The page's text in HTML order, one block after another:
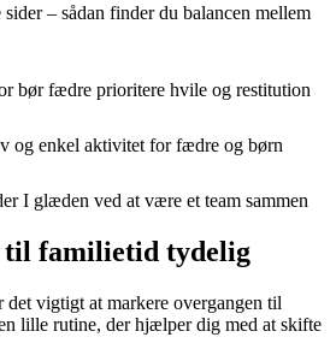
– sådan finder du balancen mellem
bør fædre prioritere hvile og restitution
og enkel aktivitet for fædre og børn
I glæden ved at være et team sammen
til familietid tydelig
det vigtigt at markere overgangen til
lille rutine, der hjælper dig med at skifte